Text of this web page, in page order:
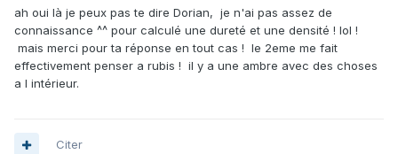
ah oui là je peux pas te dire Dorian, je n'ai pas assez de
connaissance ^^ pour calculé une dureté et une densité ! lol !
mais merci pour ta réponse en tout cas ! le 2eme me fait
effectivement penser a rubis ! il y a une ambre avec des choses
a l intérieur.
Citer